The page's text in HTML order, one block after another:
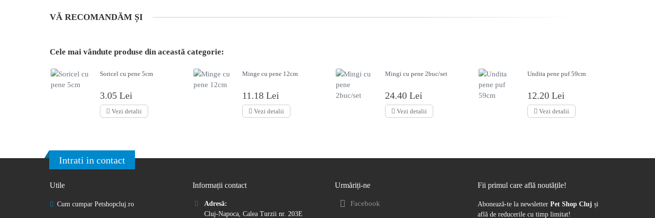
VĂ RECOMANDĂM ȘI
Cele mai vândute produse din această categorie:
Soricel cu pene 5cm
3.05 Lei
Vezi detalii
Minge cu pene 12cm
11.18 Lei
Vezi detalii
Mingi cu pene 2buc/set
24.40 Lei
Vezi detalii
Undita pene puf 59cm
12.20 Lei
Vezi detalii
Intrati in contact
Utile
Cum cumpar Petshopcluj.ro
Informații contact
Adresă:
Cluj-Napoca, Calea Turzii nr. 203E
Urmăriți-ne
Facebook
Fii primul care află noutățile!
Abonează-te la newsletter Pet Shop Cluj și
află de reducerile cu timp limitat!